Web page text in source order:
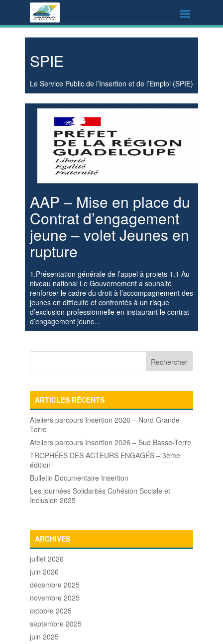
SPIE
Le Service Public de l’Insertion et de l’Emploi (SPIE)
AAP – Mise en place du
Contrat d’engagement
jeune – volet Jeunes en
rupture
1.Présentation générale de l’appel à projets 1.1 Au
niveau national Le Gouvernement a souhaité
renforcer le cadre du droit à l’accompagnement des
jeunes en difficulté et confrontés à un risque
d’exclusion professionnelle en instaurant le contrat
d’engagement jeune...
ARTICLES RÉCENTS
Ateliers parcours Insertion 2026 – Nord Grande-
Terre
Ateliers parcours Insertion 2026 – Sud Basse-Terre
TROPHÉES DES ACTEURS ENGAGÉS – 3ème
édition
Bulletin Documentaire Insertion
Les journées Solidarités Cohésion Sociale et
Inclusion 2025
ARCHIVES
juillet 2026
juin 2026
décembre 2025
novembre 2025
octobre 2025
septembre 2025
juin 2025